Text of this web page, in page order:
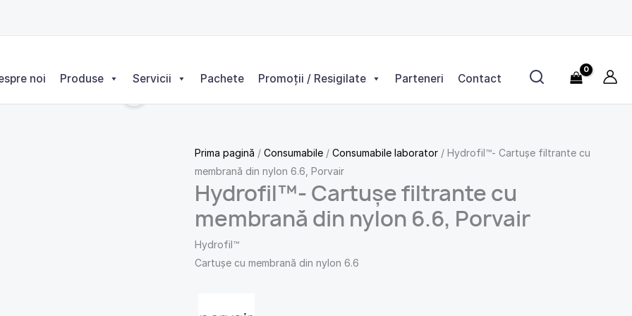
noi Produse Servicii Pachete Promoții / Resigilate Parteneri Contact
Prima pagină /Consumabile /Consumabile laborator / Hydrofil™- Cartușe filtrante cu
membrană din nylon 6.6, Porvair
Hydrofil™- Cartușe filtrante cu
membrană din nylon 6.6, Porvair
Hydrofil™
Cartușe cu membrană din nylon 6.6